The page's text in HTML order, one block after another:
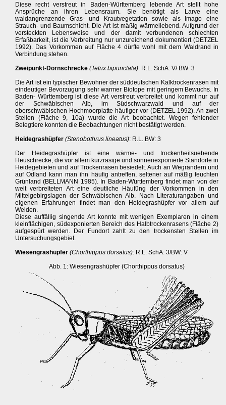
Diese recht verstreut in Baden-Württemberg lebende Art stellt hohe
Ansprüche an ihren Lebensraum. Sie benötigt als Larve eine
waldangrenzende Gras- und Krautvegetation sowie als Imago eine
Strauch- und Baumschicht. Die Art ist mäßig wärmeliebend. Aufgrund der
versteckten Lebensweise und der damit verbundenen schlechten
Erfaßbarkeit, ist die Verbreitung nur unzureichend dokumentiert (DETZEL
1992). Das Vorkommen auf Fläche 4 dürfte wohl mit dem Waldrand in
Verbindung stehen.
Zweipunkt-Dornschrecke (Tetrix bipunctata): R.L. SchA: V/ BW: 3
Die Art ist ein typischer Bewohner der süddeutschen Kalktrockenrasen mit
eindeutiger Bevorzugung sehr warmer Biotope mit geringem Bewuchs. In
Baden- Württemberg ist diese Art verstreut verbreitet und kommt nur auf
der Schwäbischen Alb, im Südschwarzwald und auf der
oberschwäbischen Hochmoorplatte häufiger vor (DETZEL 1992). An zwei
Stellen (Fläche 9, 10a) wurde die Art beobachtet. Wegen fehlender
Belegtiere konnten die Beobachtungen nicht bestätigt werden.
Heidegrashüpfer (Stenobothrus lineatus): R.L. BW: 3
Der Heidegrashüpfer ist eine wärme- und trockenheitsuebende
Heuschrecke, die vor allem kurzrasige und sonnenexponierte Standorte in
Heidegebieten und auf Trockenrasen besiedelt. Auch an Wegrändern und
auf Ödland kann man ihn häufig antreffen, seltener auf mäßig feuchten
Grünland (BELLMANN 1985). In Baden-Württemberg findet man von der
weit verbreiteten Art eine deutliche Häufüng der Vorkommen in den
Mittelgebirgslagen der Schwäbischen Alb. Nach Literaturangaben und
eigenen Erfahrungen findet man den Heidegrashüpfer vor allem auf
Weiden.
Diese auffällig singende Art konnte mit wenigen Exemplaren in einem
kleinflächigen, südexponierten Bereich des Halbtrockenrasens (Fläche 2)
aufgespürt werden. Der Fundort zahlt zu den trockensten Stellen im
Untersuchungsgebiet.
Wiesengrashüpfer (Chorthippus dorsatus): R.L. SchA: 3/BW: V
Abb. 1: Wiesengrashüpfer (Chorthippus dorsatus)